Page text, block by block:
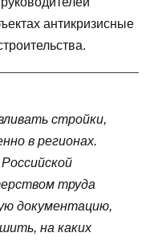
антикризисные
стройки,
в регионах.
труда
документацию,
на каких